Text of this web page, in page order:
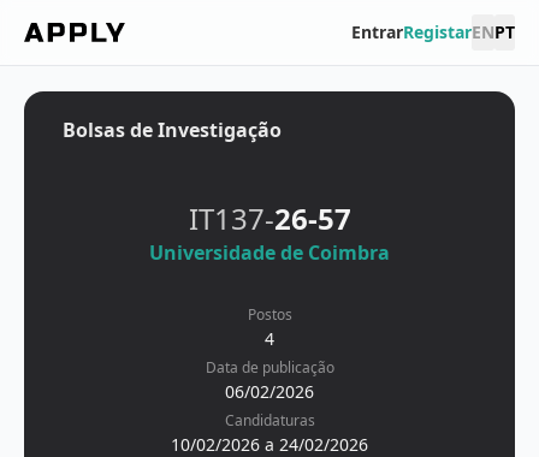
EntrarRegistarENPT
Bolsas de Investigação
IT137-26-57
Universidade de Coimbra
Postos
4
Data de publicação
06/02/2026
Candidaturas
10/02/2026 a 24/02/2026